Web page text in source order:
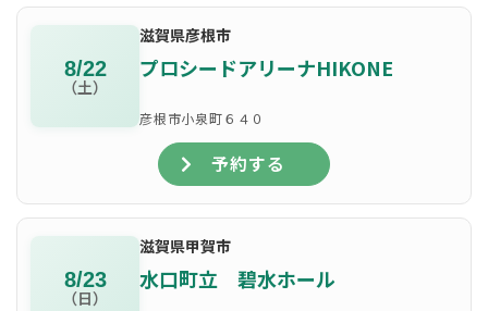
8/22
（土）
滋賀県彦根市
プロシードアリーナHIKONE
彦根市小泉町６４０
予約する
8/23
（日）
滋賀県甲賀市
水口町立 碧水ホール